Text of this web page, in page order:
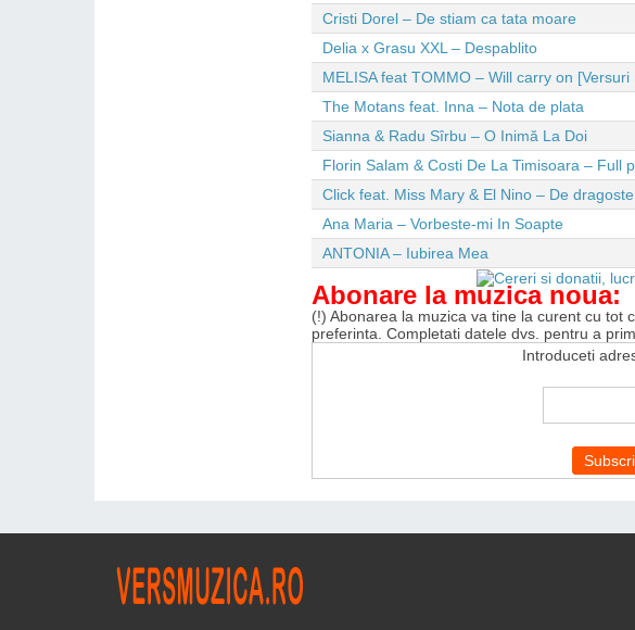
Cristi Dorel – De stiam ca tata moare
Delia x Grasu XXL – Despablito
MELISA feat TOMMO – Will carry on [Versuri
The Motans feat. Inna – Nota de plata
Sianna & Radu Sîrbu – O Inimă La Doi
Florin Salam & Costi De La Timisoara – Full
Click feat. Miss Mary & El Nino – De
Ana Maria – Vorbeste-mi In Soapte
ANTONIA – Iubirea Mea
Abonare la muzica noua:
(!) Abonarea la muzica va tine la curent cu tot
preferinta. Completati datele dvs. pentru a
Introduceti